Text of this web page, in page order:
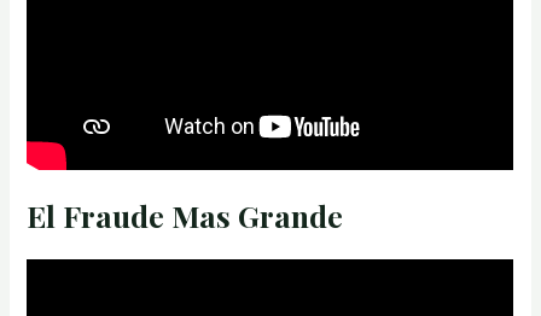
El Fraude Mas Grande